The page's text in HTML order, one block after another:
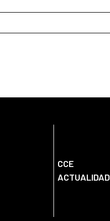
CCE
ACTUALIDAD